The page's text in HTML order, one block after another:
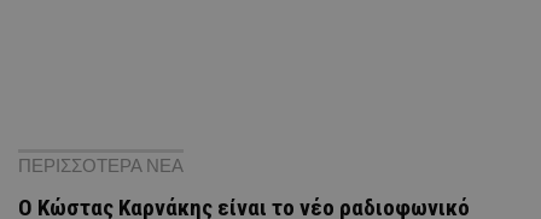
ΠΕΡΙΣΣΟΤΕΡΑ ΝΕΑ
Ο Κώστας Καρνάκης είναι το νέο ραδιοφωνικό